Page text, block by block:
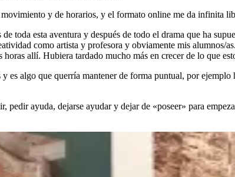
y de horarios, y el formato online me da infinita
toda esta aventura y después de todo el drama que ha
como artista y profesora y obviamente mis alumnos/
allí. Hubiera tardado mucho más en crecer de lo que
es algo que querría mantener de forma puntual, por
pedir ayuda, dejarse ayudar y dejar de «poseer» para